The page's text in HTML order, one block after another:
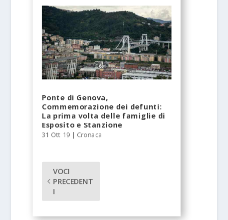
Ponte di Genova,
Commemorazione dei defunti:
La prima volta delle famiglie di
Esposito e Stanzione
31 Ott 19 | Cronaca
VOCI
PRECEDENT
I